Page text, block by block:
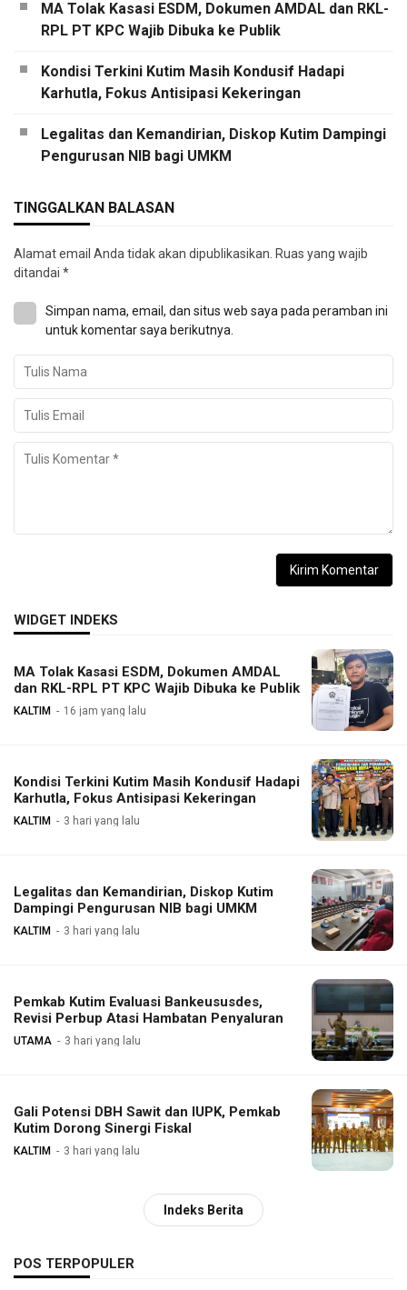
MA Tolak Kasasi ESDM, Dokumen AMDAL dan RKL-
RPL PT KPC Wajib Dibuka ke Publik
Kondisi Terkini Kutim Masih Kondusif Hadapi
Karhutla, Fokus Antisipasi Kekeringan
Legalitas dan Kemandirian, Diskop Kutim Dampingi
Pengurusan NIB bagi UMKM
TINGGALKAN BALASAN
Alamat email Anda tidak akan dipublikasikan. Ruas yang wajib
ditandai *
Simpan nama, email, dan situs web saya pada peramban ini
untuk komentar saya berikutnya.
WIDGET INDEKS
MA Tolak Kasasi ESDM, Dokumen AMDAL
dan RKL-RPL PT KPC Wajib Dibuka ke Publik
KALTIM 16 jam yang lalu
Kondisi Terkini Kutim Masih Kondusif Hadapi
Karhutla, Fokus Antisipasi Kekeringan
KALTIM 3 hari yang lalu
Legalitas dan Kemandirian, Diskop Kutim
Dampingi Pengurusan NIB bagi UMKM
KALTIM 3 hari yang lalu
Pemkab Kutim Evaluasi Bankeususdes,
Revisi Perbup Atasi Hambatan Penyaluran
UTAMA 3 hari yang lalu
Gali Potensi DBH Sawit dan IUPK, Pemkab
Kutim Dorong Sinergi Fiskal
KALTIM 3 hari yang lalu
Indeks Berita
POS TERPOPULER